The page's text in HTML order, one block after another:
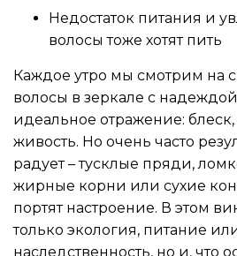
Недостаток питания и
волосы тоже хотят пить
Каждое утро мы смотрим на
волосы в зеркале с
идеальное отражение:
живость. Но очень часто
радует – тусклые пряди,
жирные корни или сухие
портят настроение. В этом
только экология, питание
наследственность, но и, что